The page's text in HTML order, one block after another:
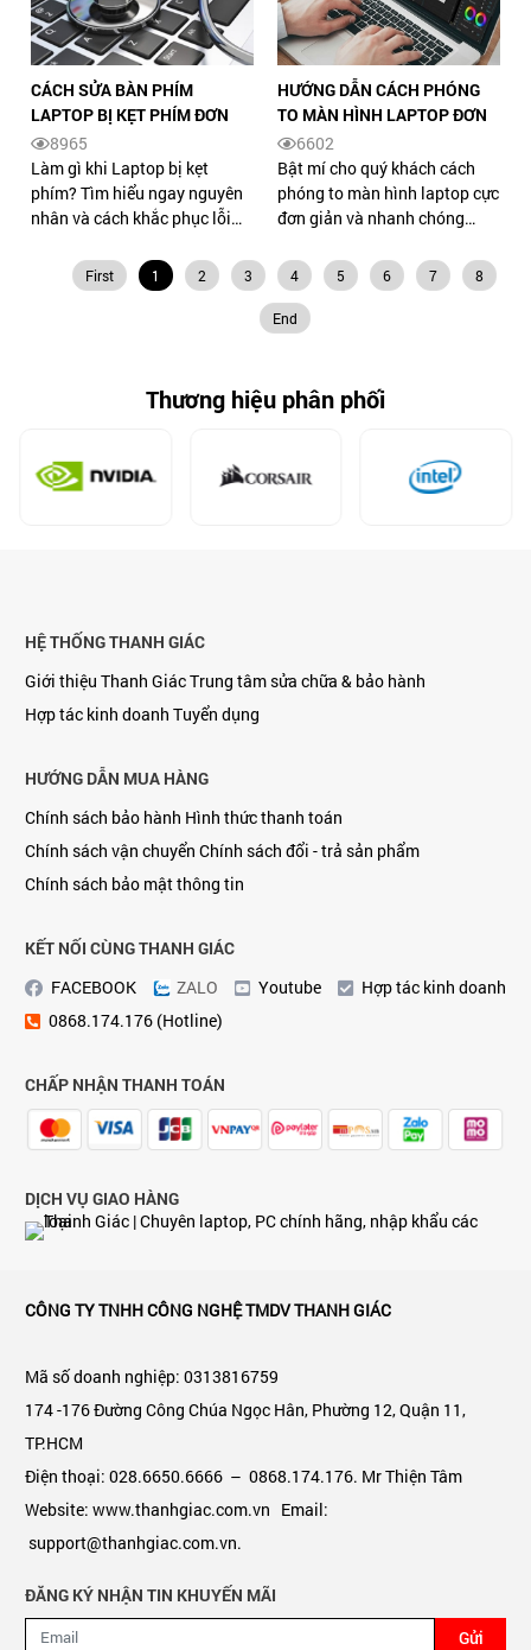
CÁCH SỬA BÀN PHÍM
LAPTOP BỊ KẸT PHÍM ĐƠN
GIẢN, NHANH NHẤT
8965
Làm gì khi Laptop bị kẹt
phím? Tìm hiểu ngay nguyên
nhân và cách khắc phục lỗi
nhanh chóng cùng Thanh
Giác nhé.
HƯỚNG DẪN CÁCH PHÓNG
TO MÀN HÌNH LAPTOP ĐƠN
GIẢN NHẤT
6602
Bật mí cho quý khách cách
phóng to màn hình laptop cực
đơn giản và nhanh chóng
dưới đây. Click xem ngay nhé.
First 1 2 3 4 5 6 7 8
End
Thương hiệu phân phối
HỆ THỐNG THANH GIÁC
Giới thiệu Thanh GiácTrung tâm sửa chữa & bảo hành
Hợp tác kinh doanh Tuyển dụng
HƯỚNG DẪN MUA HÀNG
Chính sách bảo hành Hình thức thanh toán
Chính sách vận chuyển Chính sách đổi - trả sản phẩm
Chính sách bảo mật thông tin
KẾT NỐI CÙNG THANH GIÁC
FACEBOOK
ZALO Youtube
Hợp tác kinh doanh
0868.174.176 (Hotline)
CHẤP NHẬN THANH TOÁN
DỊCH VỤ GIAO HÀNG
CÔNG TY TNHH CÔNG NGHỆ TMDV THANH GIÁC
Mã số doanh nghiệp: 0313816759
174 -176 Đường Công Chúa Ngọc Hân, Phường 12, Quận 11,
TP.HCM
Điện thoại: 028.6650.6666 – 0868.174.176. Mr Thiện Tâm
Website: www.thanhgiac.com.vn Email:
support@thanhgiac.com.vn.
ĐĂNG KÝ NHẬN TIN KHUYẾN MÃI
Gửi